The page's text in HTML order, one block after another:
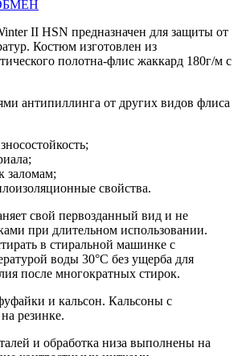
II HSN предназначен для защиты от
Костюм изготовлен из
полотна-флис жаккард 180г/м с
антипиллинга от других видов флиса
заломам;
свойства.
свой первозданный вид и не
при длительном использовании.
в стиральной машинке с
воды 30°С без ущерба для
после многократных стирок.
и кальсон. Кальсоны с
резинке.
и обработка низа выполнены на